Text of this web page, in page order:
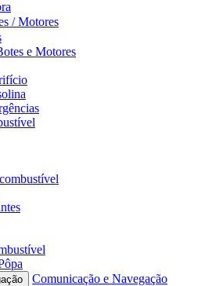
/ Motores
e Motores
Comunicação e Navegação